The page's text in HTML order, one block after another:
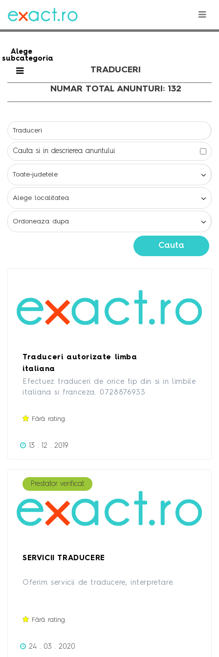
Alege
subcategoria
TRADUCERI
NUMAR TOTAL ANUNTURI: 132
Cauta si in descrierea anuntului
Cauta
Traduceri autorizate limba
italiana
Efectuez traduceri de orice tip din si in limbile
italiana si franceza. 0728876933
Fără rating.
13 . 12 . 2019
Prestator verificat
SERVICII TRADUCERE
Oferim servicii de traducere, interpretare.
Fără rating.
24 . 03 . 2020